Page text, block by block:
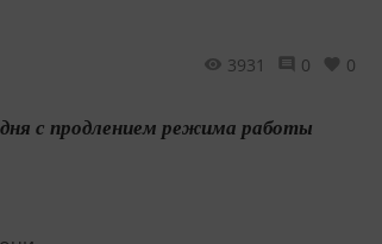
3931 0 0
с продлением режима работы